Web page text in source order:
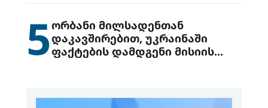
5ორბანი მილსადენთან
დაკავშირებით, უკრაინაში
ფაქტების დამდგენი მისიის